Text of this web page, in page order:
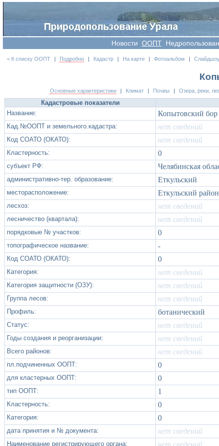
Новости OOПT
< К списку ООПТ | Подробно | Кадастр | На карте | Фотоальбом |
Основные характеристики Климат Почвы Озера, реки,
Кадастровые показатели
Название:
Копытовский бор
Кад.№ООПТ и земельного.кадастра: нет сведений
Код СОАТО (ОКАТО): нет сведений
Кластерность: 0
субъект РФ: Челябинская
административно-тер. образование: Еткульский
месторасположение: Еткульский район
лесхоз: нет сведений
лесничество (квартала): нет сведений
порядковые № участков: 0
топографическое название: -
Код СОАТО (ОКАТО): 0
Категория: нет сведений
Категория защитности (ОЗУ): нет сведений
Группа лесов: нет сведений
Профиль: ботанический
Статус: нет сведений
Годы создания и реорганизации: нет сведений
Всего районов: нет сведений
пл.подчиненных ООПТ: 0
для кластерных ООПТ: 0
тип ООПТ: 1
Кластерность: 0
Категория: 0
дата принятия и № документа: нет сведений
Наименование регистрирующего органа: нет сведений